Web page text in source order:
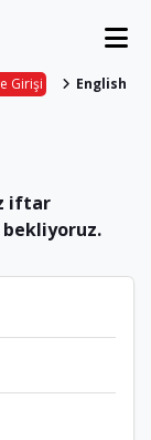
Girişi English
iftar
bekliyoruz.